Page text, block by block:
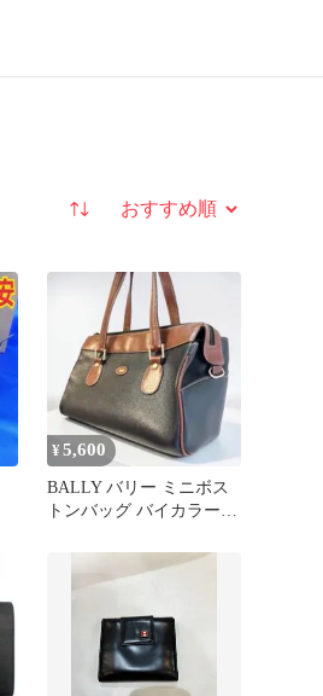
並び替え
¥5,600
BALLY バリー ミニボス
トンバッグ バイカラー